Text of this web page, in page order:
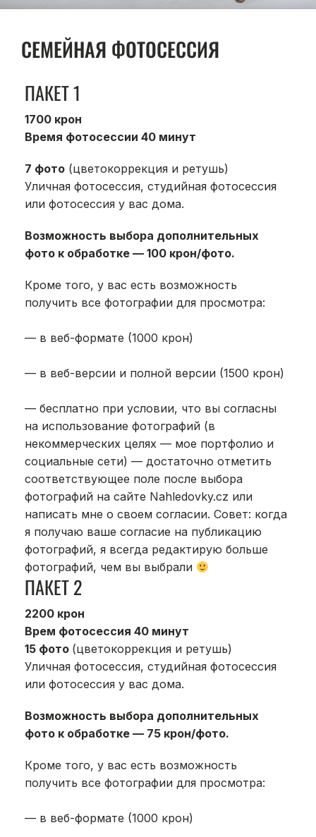
СЕМЕЙНАЯ ФОТОСЕССИЯ
ПАКЕТ 1
1700 крон
Время фотосессии 40 минут
7 фото (цветокоррекция и ретушь)
Уличная фотосессия, студийная фотосессия
или фотосессия у вас дома.
Возможность выбора дополнительных
фото к обработке — 100 крон/фото.
Кроме того, у вас есть возможность
получить все фотографии для просмотра:
— в веб-формате (1000 крон)
— в веб-версии и полной версии (1500 крон)
— бесплатно при условии, что вы согласны
на использование фотографий (в
некоммерческих целях — мое портфолио и
социальные сети) — достаточно отметить
соответствующее поле после выбора
фотографий на сайте Nahledovky.cz или
написать мне о своем согласии. Совет: когда
я получаю ваше согласие на публикацию
фотографий, я всегда редактирую больше
фотографий, чем вы выбрали
ПАКЕТ 2
2200 крон
Врем фотосессия 40 минут
15 фото (цветокоррекция и ретушь)
Уличная фотосессия, студийная фотосессия
или фотосессия у вас дома.
Возможность выбора дополнительных
фото к обработке — 75 крон/фото.
Кроме того, у вас есть возможность
получить все фотографии для просмотра:
— в веб-формате (1000 крон)